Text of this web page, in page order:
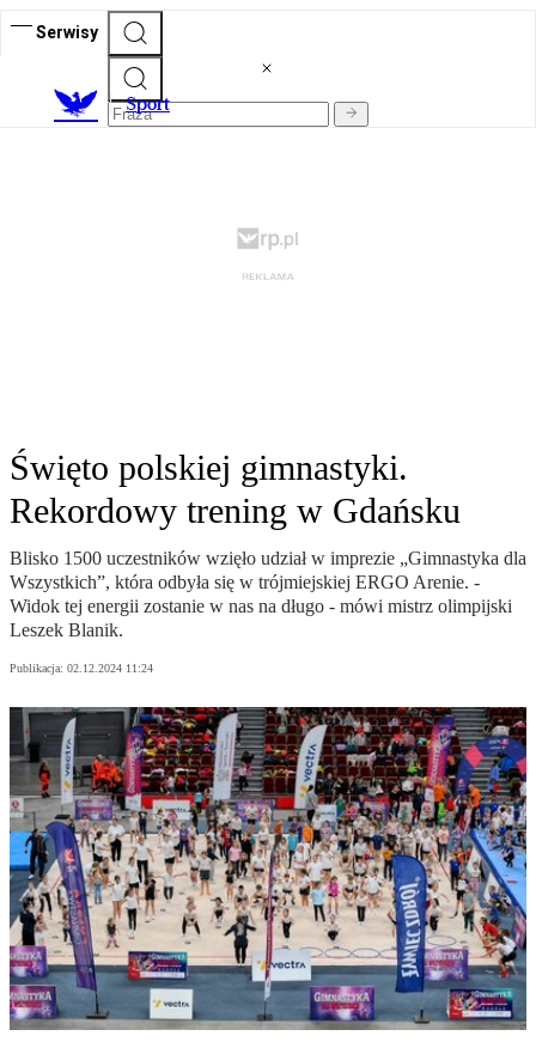
Serwisy
Sport
Święto polskiej gimnastyki.
Rekordowy trening w Gdańsku
Blisko 1500 uczestników wzięło udział w imprezie „Gimnastyka dla
Wszystkich”, która odbyła się w trójmiejskiej ERGO Arenie. -
Widok tej energii zostanie w nas na długo - mówi mistrz olimpijski
Leszek Blanik.
Publikacja: 02.12.2024 11:24